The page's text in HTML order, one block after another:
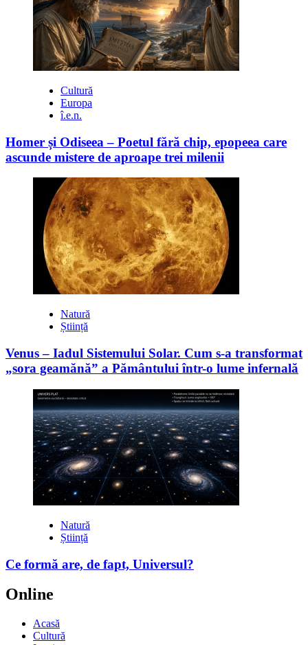
Cultură
Europa
î.e.n.
Homer și Odiseea – Poetul fără chip, epopeea care
ascunde mistere de aproape trei milenii
Natură
Știință
Venus – Iadul Sistemului Solar. Cum s-a transformat
„sora geamănă” a Pământului într-o lume infernală
Natură
Știință
Ce formă are, de fapt, Universul?
Online
Acasă
Cultură